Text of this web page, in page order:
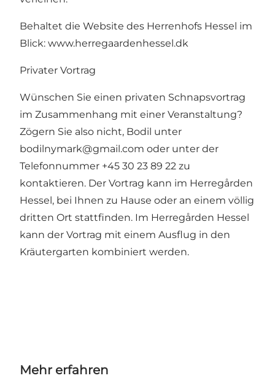
Behaltet die Website des Herrenhofs Hessel im
Blick: www.herregaardenhessel.dk
Privater Vortrag
Wünschen Sie einen privaten Schnapsvortrag
im Zusammenhang mit einer Veranstaltung?
Zögern Sie also nicht, Bodil unter
bodilnymark@gmail.com oder unter der
Telefonnummer +45 30 23 89 22 zu
kontaktieren. Der Vortrag kann im Herregården
Hessel, bei Ihnen zu Hause oder an einem völlig
dritten Ort stattfinden. Im Herregården Hessel
kann der Vortrag mit einem Ausflug in den
Kräutergarten kombiniert werden.
Mehr erfahren